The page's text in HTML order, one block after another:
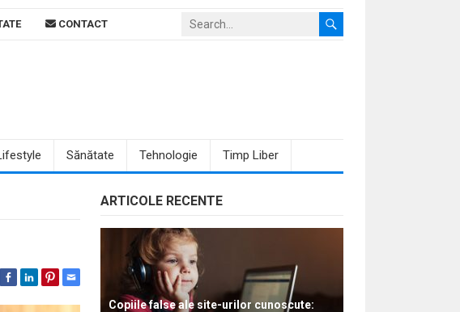
CONTACT
Sănătate Tehnologie Timp Liber
ARTICOLE RECENTE
Copiile false ale site-urilor cunoscute: